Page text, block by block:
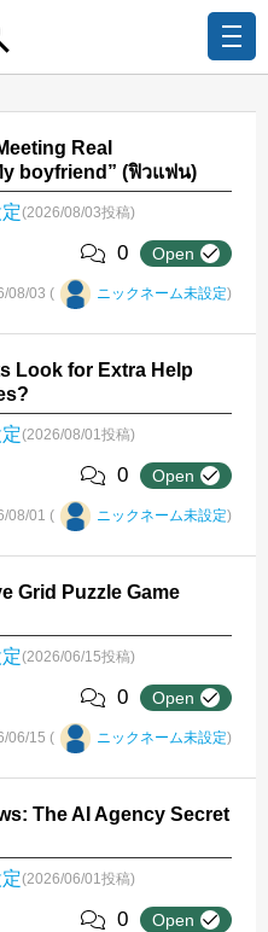
Real
boyfriend” (ฟิวแฟน)
(2026/08/03投稿)
0 Open
08/03 ( ニックネーム未設定)
Look for Extra Help
(2026/08/01投稿)
0 Open
08/01 ( ニックネーム未設定)
Grid Puzzle Game
(2026/06/15投稿)
0 Open
06/15 ( ニックネーム未設定)
The AI Agency Secret
(2026/06/01投稿)
0 Open